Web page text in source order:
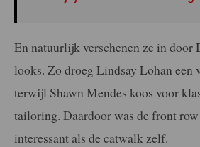
En natuurlijk verschenen ze in door
looks. Zo droeg Lindsay Lohan
terwijl Shawn Mendes koos voor
tailoring. Daardoor was de front
interessant als de catwalk zelf.